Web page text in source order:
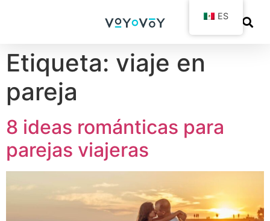
Etiqueta: viaje en
pareja
8 ideas románticas para
parejas viajeras
ES